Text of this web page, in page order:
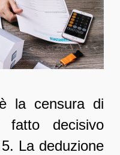
la censura di
fatto decisivo
La deduzione